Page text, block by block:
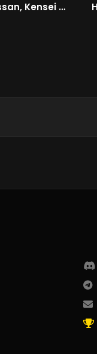
Katainaka no Ossan, Kensei ni Naru II